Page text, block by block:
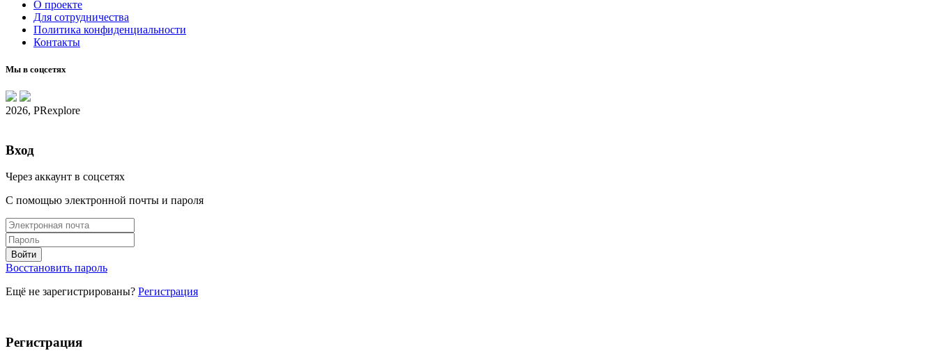
О проекте
Для сотрудничества
Политика конфиденциальности
Контакты
Мы в соцсетях
2026, PRexplore
Вход
Через аккаунт в соцсетях
С помощью электронной почты и пароля
Восстановить пароль
Ещё не зарегистрированы? Регистрация
Регистрация